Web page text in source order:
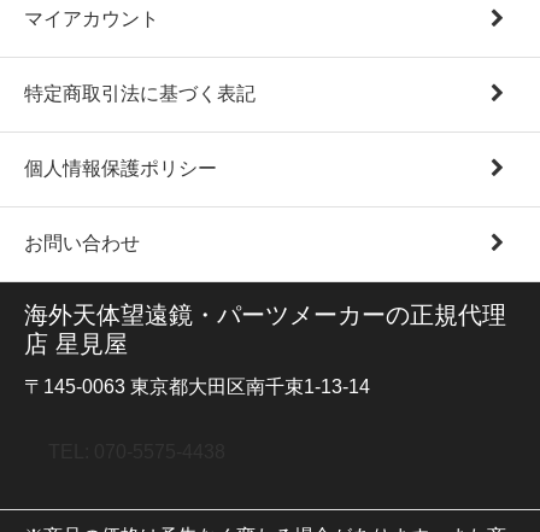
マイアカウント
特定商取引法に基づく表記
個人情報保護ポリシー
お問い合わせ
海外天体望遠鏡・パーツメーカーの正規代理
店 星見屋
〒145-0063 東京都大田区南千束1-13-14